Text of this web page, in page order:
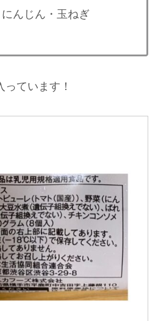
んじん・玉ねぎ
ています！